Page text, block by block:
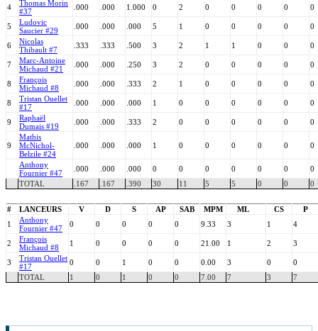
4
Thomas Morin
#37
.000 .000 1.000 0 2 0 0 0 0 0
5
Ludovic
Saucier #29
.000 .000 .000 5 1 0 0 0 0 0
6
Nicolas
Thibault #7
.333 .333 .500 3 2 1 1 0 0 0
7
Marc-Antoine
Michaud #21
.000 .000 .250 3 2 0 0 0 0 0
8
François
Michaud #8
.000 .000 .333 2 1 0 0 0 0 0
8
Tristan Ouellet
#17
.000 .000 .000 1 0 0 0 0 0 0
9
Raphaël
Dumais #19
.000 .000 .333 2 0 0 0 0 0 0
9
Mathis
McNichol-
Belzile #24
.000 .000 .000 1 0 0 0 0 0 0
Anthony
Fournier #47
.000 .000 .000 0 0 0 0 0 0
0
TOTAL
.167 .167 .390 30 11 5 5 0 0 0
# LANCEURS V D S AP SAB MPM ML CS
P
1
Anthony
Fournier #47
0 0 0 0 0 9.33 3 1 4
2
François
Michaud #8
1 0 0 0 0 21.00 1 2 3
3
Tristan Ouellet
#17
0 0 1 0 0 0.00 3 0
0
TOTAL
1 0 1 0 0 7.00 7 3 7